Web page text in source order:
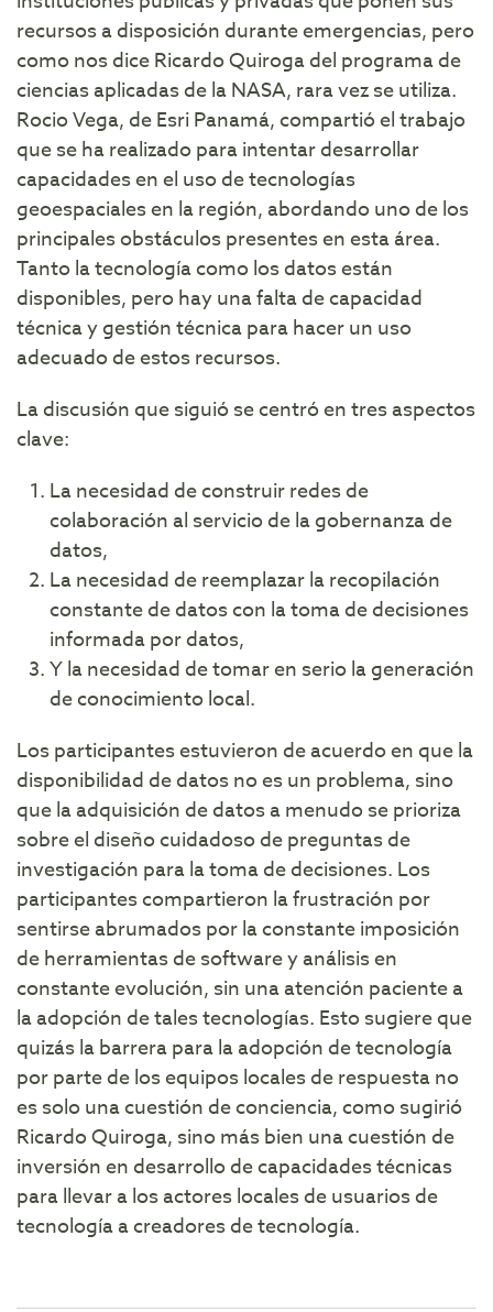
recursos a disposición durante emergencias, pero
como nos dice Ricardo Quiroga del programa de
ciencias aplicadas de la NASA, rara vez se utiliza.
Rocio Vega, de Esri Panamá, compartió el trabajo
que se ha realizado para intentar desarrollar
capacidades en el uso de tecnologías
geoespaciales en la región, abordando uno de los
principales obstáculos presentes en esta área.
Tanto la tecnología como los datos están
disponibles, pero hay una falta de capacidad
técnica y gestión técnica para hacer un uso
adecuado de estos recursos.
La discusión que siguió se centró en tres aspectos
clave:
La necesidad de construir redes de
colaboración al servicio de la gobernanza de
datos,
La necesidad de reemplazar la recopilación
constante de datos con la toma de decisiones
informada por datos,
Y la necesidad de tomar en serio la generación
de conocimiento local.
Los participantes estuvieron de acuerdo en que la
disponibilidad de datos no es un problema, sino
que la adquisición de datos a menudo se prioriza
sobre el diseño cuidadoso de preguntas de
investigación para la toma de decisiones. Los
participantes compartieron la frustración por
sentirse abrumados por la constante imposición
de herramientas de software y análisis en
constante evolución, sin una atención paciente a
la adopción de tales tecnologías. Esto sugiere que
quizás la barrera para la adopción de tecnología
por parte de los equipos locales de respuesta no
es solo una cuestión de conciencia, como sugirió
Ricardo Quiroga, sino más bien una cuestión de
inversión en desarrollo de capacidades técnicas
para llevar a los actores locales de usuarios de
tecnología a creadores de tecnología.